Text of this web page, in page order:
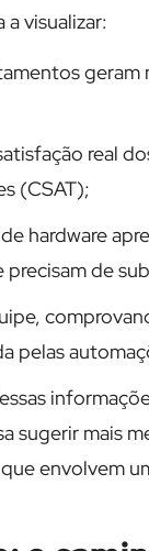
a visualizar:
geram
real
(CSAT);
hardware
precisam de
pelas
sugerir mais
envolvem